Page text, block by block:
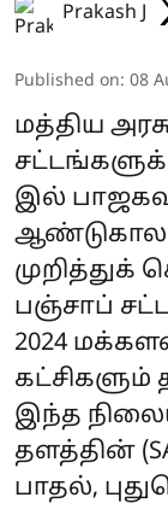
Prakash J
Published on: 08
மத்திய
இல்
ஆண்டுகால
முறித்துக்
பஞ்சாப்
2024
கட்சிகளும்
இந்த
தளத்தின்
பாதல்,